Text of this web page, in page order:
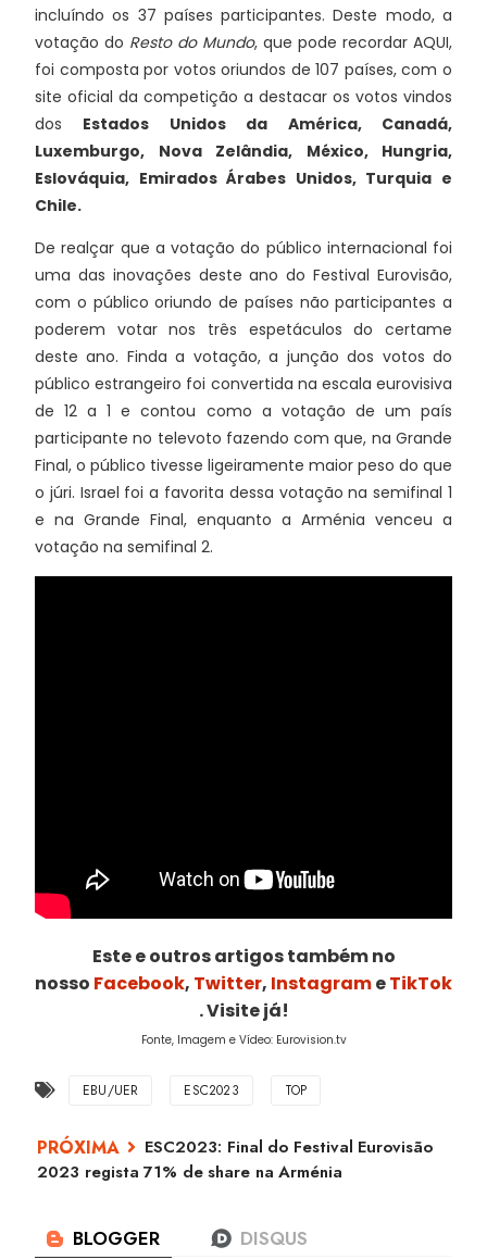
incluíndo os 37 países participantes. Deste modo, a
votação do Resto do Mundo, que pode recordar AQUI,
foi composta por votos oriundos de 107 países, com o
site oficial da competição a destacar os votos vindos
dos Estados Unidos da América, Canadá,
Luxemburgo, Nova Zelândia, México, Hungria,
Eslováquia, Emirados Árabes Unidos, Turquia e
Chile.
De realçar que a votação do público internacional foi
uma das inovações deste ano do Festival Eurovisão,
com o público oriundo de países não participantes a
poderem votar nos três espetáculos do certame
deste ano. Finda a votação, a junção dos votos do
público estrangeiro foi convertida na escala eurovisiva
de 12 a 1 e contou como a votação de um país
participante no televoto fazendo com que, na Grande
Final, o público tivesse ligeiramente maior peso do que
o júri. Israel foi a favorita dessa votação na semifinal 1
e na Grande Final, enquanto a Arménia venceu a
votação na semifinal 2.
Este e outros artigos também no
nosso Facebook, Twitter, InstagrameTikTok
. Visite já!
Fonte, Imagem e Vídeo: Eurovision.tv
EBU/UER ESC2023 TOP
ESC2023: Final do Festival Eurovisão
2023 regista 71% de share na Arménia